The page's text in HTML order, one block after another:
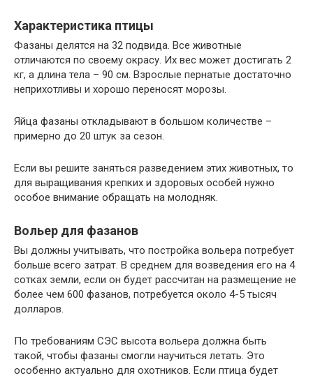
Характеристика птицы
Фазаны делятся на 32 подвида. Все животные
отличаются по своему окрасу. Их вес может достигать 2
кг, а длина тела – 90 см. Взрослые пернатые достаточно
неприхотливы и хорошо переносят морозы.
Яйца фазаны откладывают в большом количестве –
примерно до 20 штук за сезон.
Если вы решите заняться разведением этих животных, то
для выращивания крепких и здоровых особей нужно
особое внимание обращать на молодняк.
Вольер для фазанов
Вы должны учитывать, что постройка вольера потребует
больше всего затрат. В среднем для возведения его на 4
сотках земли, если он будет рассчитан на размещение не
более чем 600 фазанов, потребуется около 4-5 тысяч
долларов.
По требованиям СЭС высота вольера должна быть
такой, чтобы фазаны смогли научиться летать. Это
особенно актуально для охотников. Если птица будет